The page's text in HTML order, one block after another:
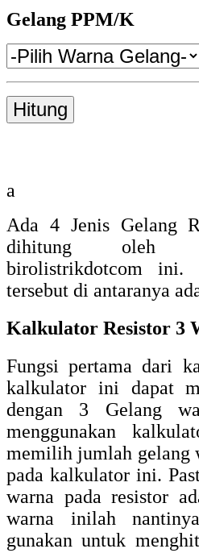
Gelang PPM/K
Hitung
a
Ada 4 Jenis Gelang
dihitung oleh
birolistrikdotcom ini.
tersebut di antaranya
Kalkulator Resistor 3
Fungsi pertama dari
kalkulator ini dapat
dengan 3 Gelang
menggunakan
memilih jumlah gelang
pada kalkulator ini.
warna pada resistor
warna inilah
gunakan untuk